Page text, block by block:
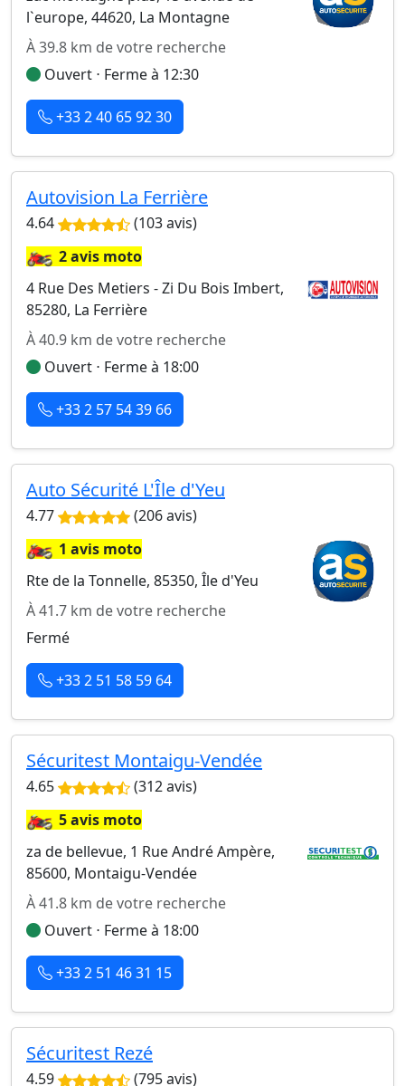
l`europe, 44620, La Montagne
À 39.8 km de votre recherche
Ouvert ⋅ Ferme à 12:30
+33 2 40 65 92 30
Autovision La Ferrière
4.64 (103 avis)
🏍️2 avis moto
4 Rue Des Metiers - Zi Du Bois Imbert,
85280, La Ferrière
À 40.9 km de votre recherche
Ouvert ⋅ Ferme à 18:00
+33 2 57 54 39 66
Auto Sécurité L'Île d'Yeu
4.77 (206 avis)
🏍️1 avis moto
Rte de la Tonnelle, 85350, Île d'Yeu
À 41.7 km de votre recherche
Fermé
+33 2 51 58 59 64
Sécuritest Montaigu-Vendée
4.65 (312 avis)
🏍️5 avis moto
za de bellevue, 1 Rue André Ampère,
85600, Montaigu-Vendée
À 41.8 km de votre recherche
Ouvert ⋅ Ferme à 18:00
+33 2 51 46 31 15
Sécuritest Rezé
4.59 (795 avis)